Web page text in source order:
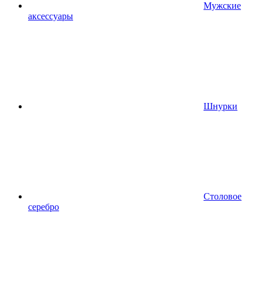
Мужские
аксессуары
Шнурки
Столовое
серебро